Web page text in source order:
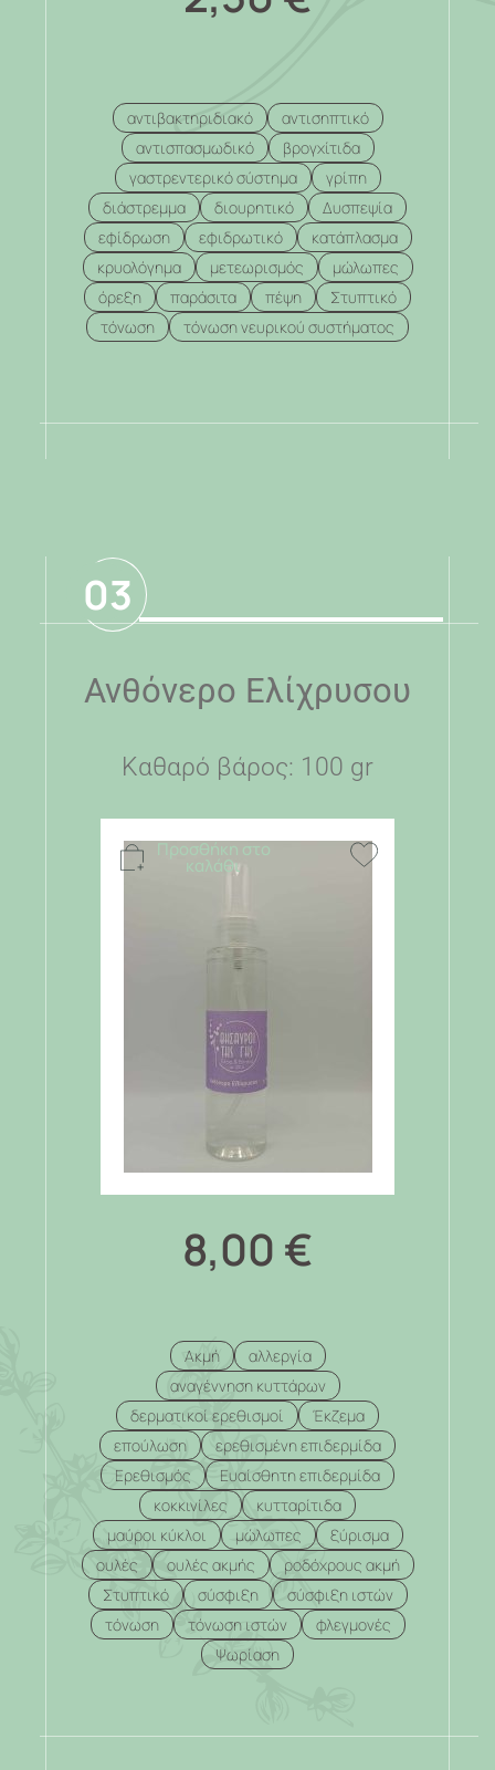
αντιβακτηριδιακό
αντισηπτικό
αντισπασμωδικό
βρογχίτιδα
γαστρεντερικό σύστημα
γρίπη
διάστρεμμα
διουρητικό
Δυσπεψία
εφίδρωση
εφιδρωτικό
κατάπλασμα
κρυολόγημα
μετεωρισμός
μώλωπες
όρεξη
παράσιτα πέψη
Στυπτικό
τόνωση
τόνωση νευρικού συστήματος
.
03
Ανθόνερο Ελίχρυσου
Καθαρό βάρος: 100 gr
Προσθήκη στο
καλάθι
8,00 €
Ακμή
αλλεργία
αναγέννηση κυττάρων
δερματικοί ερεθισμοί
Έκζεμα
επούλωση
ερεθισμένη επιδερμίδα
Ερεθισμός
Ευαίσθητη επιδερμίδα
κοκκινίλες
κυτταρίτιδα
μαύροι κύκλοι
μώλωπες
ξύρισμα
ουλές
ουλές ακμής
ροδόχρους ακμή
Στυπτικό
σύσφιξη
σύσφιξη ιστών
τόνωση
τόνωση ιστών
φλεγμονές
Ψωρίαση
.